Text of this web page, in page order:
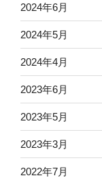
2024年6月
2024年5月
2024年4月
2023年6月
2023年5月
2023年3月
2022年7月